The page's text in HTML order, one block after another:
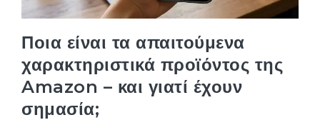
Ποια είναι τα απαιτούμενα
χαρακτηριστικά προϊόντος της
Amazon – και γιατί έχουν
σημασία;